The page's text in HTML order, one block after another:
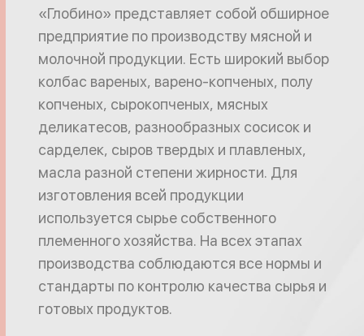
«Глобино» представляет собой обширное
предприятие по производству мясной и
молочной продукции. Есть широкий выбор
колбас вареных, варено-копченых, полу
копченых, сырокопченых, мясных
деликатесов, разнообразных сосисок и
сарделек, сыров твердых и плавленых,
масла разной степени жирности. Для
изготовления всей продукции
используется сырье собственного
племенного хозяйства. На всех этапах
производства соблюдаются все нормы и
стандарты по контролю качества сырья и
готовых продуктов.